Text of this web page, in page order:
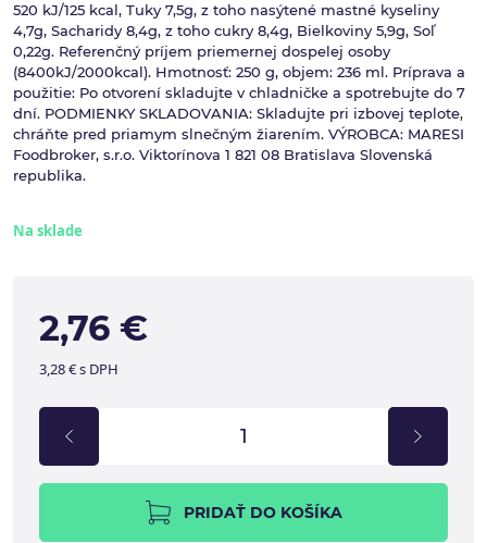
520 kJ/125 kcal, Tuky 7,5g, z toho nasýtené mastné kyseliny
4,7g, Sacharidy 8,4g, z toho cukry 8,4g, Bielkoviny 5,9g, Soľ
0,22g. Referenčný príjem priemernej dospelej osoby
(8400kJ/2000kcal). Hmotnosť: 250 g, objem: 236 ml. Príprava a
použitie: Po otvorení skladujte v chladničke a spotrebujte do 7
dní. PODMIENKY SKLADOVANIA: Skladujte pri izbovej teplote,
chráňte pred priamym slnečným žiarením. VÝROBCA: MARESI
Foodbroker, s.r.o. Viktorínova 1 821 08 Bratislava Slovenská
republika.
Na sklade
2,76 €
3,28 € s DPH
PRIDAŤ DO KOŠÍKA